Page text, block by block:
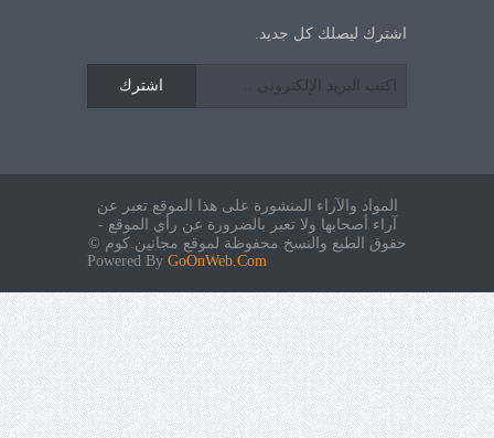
اشترك ليصلك كل جديد.
اشترك
المواد والآراء المنشورة على هذا الموقع تعبر عن
آراء أصحابها ولا تعبر بالضرورة عن رأي الموقع -
حقوق الطبع والنسخ محفوظة لموقع مجانين.كوم ©
Powered By GoOnWeb.Com